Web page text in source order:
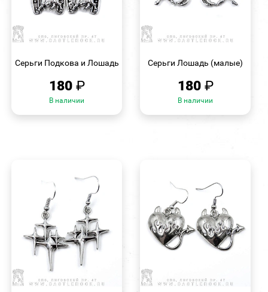
Серьги Подкова и Лошадь
180 ₽
В наличии
Серьги Лошадь (малые)
180 ₽
В наличии